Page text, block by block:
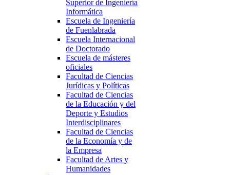
Superior de Ingeniería
Informática
Escuela de Ingeniería
de Fuenlabrada
Escuela Internacional
de Doctorado
Escuela de másteres
oficiales
Facultad de Ciencias
Jurídicas y Políticas
Facultad de Ciencias
de la Educación y del
Deporte y Estudios
Interdisciplinares
Facultad de Ciencias
de la Economía y de
la Empresa
Facultad de Artes y
Humanidades